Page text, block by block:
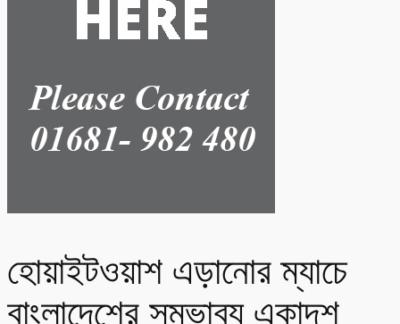
হোয়াইটওয়াশ এড়ানোর ম্যাচে
বাংলাদেশের সম্ভাব্য একাদশ